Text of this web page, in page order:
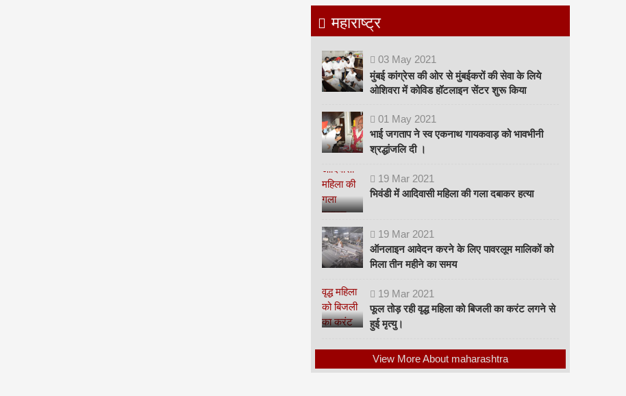
महाराष्ट्र
03 May 2021
मुंबई कांग्रेस की ओर से मुंबईकरों की सेवा के लिये
ओशिवरा में कोविड हॉटलाइन सेंटर शुरू किया
01 May 2021
भाई जगताप ने स्व एकनाथ गायकवाड़ को भावभीनी
श्रद्धांजलि दी ।
19 Mar 2021
भिवंडी में आदिवासी महिला की गला दबाकर हत्या
19 Mar 2021
ऑनलाइन आवेदन करने के लिए पावरलूम मालिकों को
मिला तीन महीने का समय
19 Mar 2021
फूल तोड़ रही वृद्ध महिला को बिजली का करंट लगने से
हुई मृत्यु।
View More About maharashtra